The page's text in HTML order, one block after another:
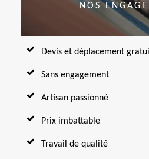
NOS
Devis et déplacement
Sans engagement
Artisan passionné
Prix imbattable
Travail de qualité